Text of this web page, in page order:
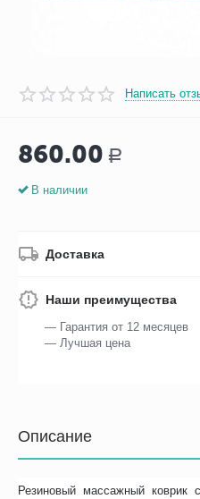
Написать
860.00 Р
В наличии
Доставка
Наши преимущества
— Гарантия от 12 месяцев
— Лучшая цена
Описание
Резиновый массажный коврик